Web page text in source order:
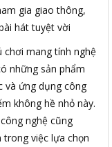
gia giao thông,
hát tuyệt vời
mang tính nghệ
những sản phẩm
và ứng dụng công
không hề nhỏ này.
nghệ cũng
trong việc lựa chọn